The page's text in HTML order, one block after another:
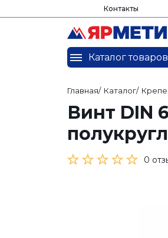
Контакты
Каталог товаров
Главная/ Каталог/
Винт DIN
0